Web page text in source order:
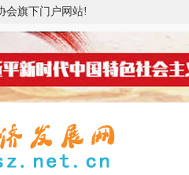
会旗下门户网站!